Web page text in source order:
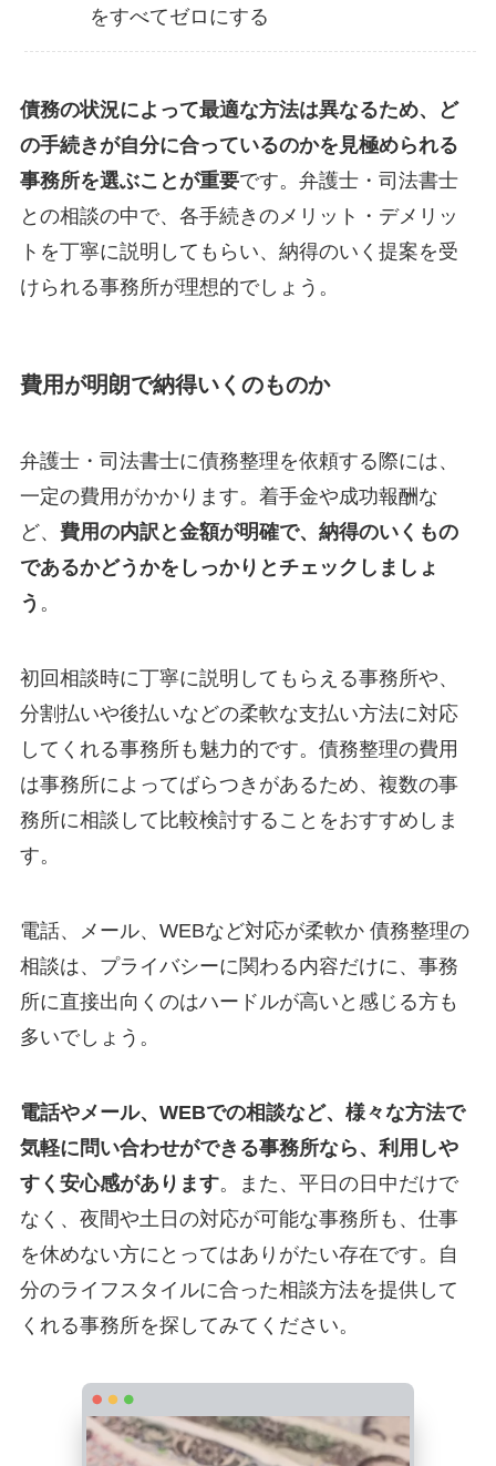
をすべてゼロにする
債務の状況によって最適な方法は異なるため、ど
の手続きが自分に合っているのかを見極められる
事務所を選ぶことが重要です。弁護士・司法書士
との相談の中で、各手続きのメリット・デメリッ
トを丁寧に説明してもらい、納得のいく提案を受
けられる事務所が理想的でしょう。
費用が明朗で納得いくのものか
弁護士・司法書士に債務整理を依頼する際には、
一定の費用がかかります。着手金や成功報酬な
ど、 費用の内訳と金額が明確で、納得のいくもの
であるかどうかをしっかりとチェックしましょ
う 。
初回相談時に丁寧に説明してもらえる事務所や、
分割払いや後払いなどの柔軟な支払い方法に対応
してくれる事務所も魅力的です。債務整理の費用
は事務所によってばらつきがあるため、複数の事
務所に相談して比較検討することをおすすめしま
す。
電話、メール、WEBなど対応が柔軟か 債務整理の
相談は、プライバシーに関わる内容だけに、事務
所に直接出向くのはハードルが高いと感じる方も
多いでしょう。
電話やメール、WEBでの相談など、様々な方法で
気軽に問い合わせができる事務所なら、利用しや
すく安心感があります。また、平日の日中だけで
なく、夜間や土日の対応が可能な事務所も、仕事
を休めない方にとってはありがたい存在です。自
分のライフスタイルに合った相談方法を提供して
くれる事務所を探してみてください。